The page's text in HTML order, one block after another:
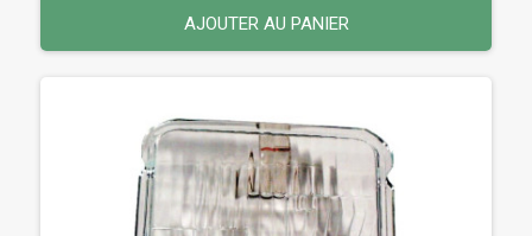
AJOUTER AU PANIER